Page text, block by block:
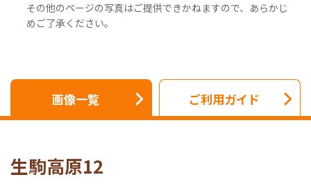
その他のページの写真はご提供できかねますので、あらかじ
めご了承ください。
画像一覧 ご利用ガイド
生駒高原12